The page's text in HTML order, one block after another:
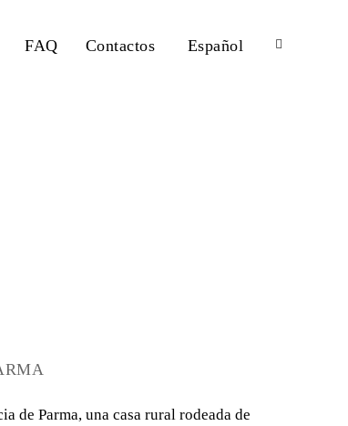
FAQ Contactos Español
de Parma, una casa rural rodeada de